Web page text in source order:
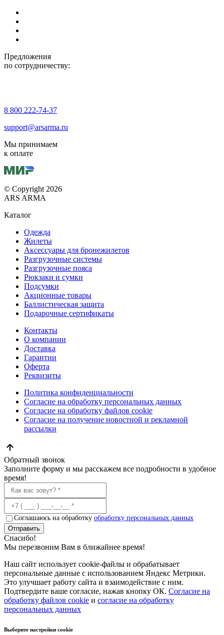
Предложения
по сотрудничеству:
8 800 222-74-37
support@arsarma.ru
Мы принимаем
к оплате
© Copyright 2026
ARS ARMA
Каталог
Одежда
Жилеты
Аксессуары для бронежилетов
Разгрузочные системы
Разгрузочные пояса
Рюкзаки и сумки
Подсумки
Акционные товары
Баллистическая защита
Подарочные сертификаты
Контакты
О компании
Доставка
Гарантии
Оферта
Реквизиты
Политика конфиденциальности
Согласие на обработку персональных данных
Согласие на обработку файлов cookie
Согласие на получение новостной и рекламной
рассылки
Обратный звонок
Заполните форму и мы расскажем все подробности в удобное
время!
Соглашаюсь на обработку обработку персональных данных
Отправить
Спасибо!
Мы перезвоним Вам в ближайнее время!
Наш сайт использует cookie-файлы и обрабатывает
персональные данные с использованием Яндекс Метрики.
Это улучшает работу сайта и взаимодействие с ним.
Подтвердите ваше согласие, нажав кнопку ОК. Согласие на
обработку файлов cookie и согласие на обработку
персональных данных
Выберите настройки cookie